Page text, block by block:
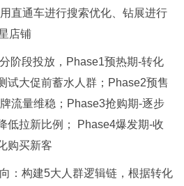
直通车进行搜索优化、钻展进行
店铺
段投放，Phase1预热期-转化
试大促前蓄水人群；Phase2预售
流量维稳；Phase3抢购期-逐步
低拉新比例； Phase4爆发期-收
购买新客
构建5大人群逻辑链，根据转化